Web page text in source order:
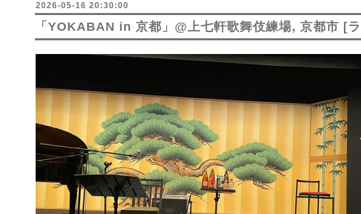
2026-05-16 20:30:00
「YOKABAN in 京都」@上七軒歌舞伎練場, 京都市 [